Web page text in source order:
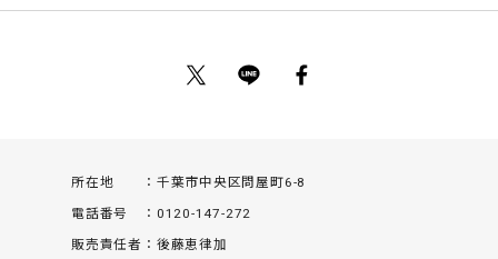
返品について
所在地
千葉市中央区問屋町6-8
電話番号
0120-147-272
販売責任者
後藤恵律加